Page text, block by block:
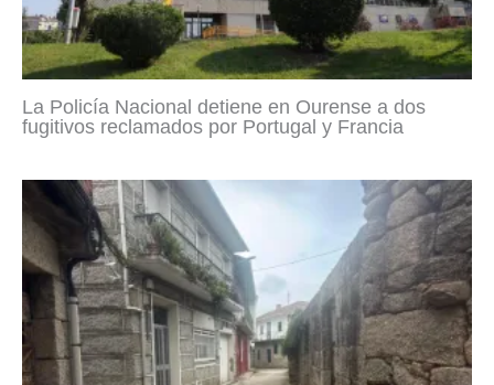
La Policía Nacional detiene en Ourense a dos
fugitivos reclamados por Portugal y Francia